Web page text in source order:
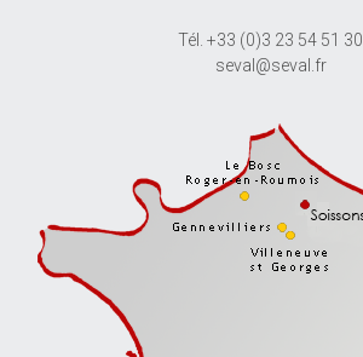
Tél. +33 (0)3 23 54 51 30
seval@seval.fr